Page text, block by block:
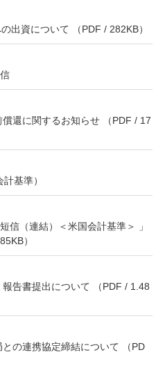
出資について （PDF / 282KB）
還に関するお知らせ （PDF / 17
基準）
信（連結）＜米国会計基準＞ 」
）
告書提出について （PDF / 1.48
の連携協定締結について （PD